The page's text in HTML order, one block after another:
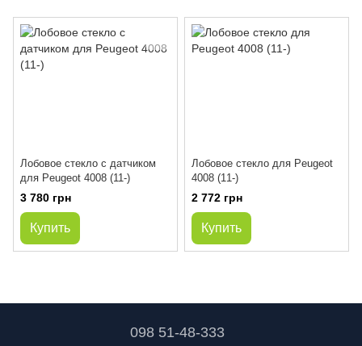
Лобовое стекло с датчиком
для Peugeot 4008 (11-)
3 780 грн
Купить
Лобовое стекло для Peugeot
4008 (11-)
2 772 грн
Купить
098 51-48-333